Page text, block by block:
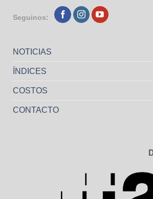
Seguinos:
NOTICIAS
ÍNDICES
COSTOS
CONTACTO